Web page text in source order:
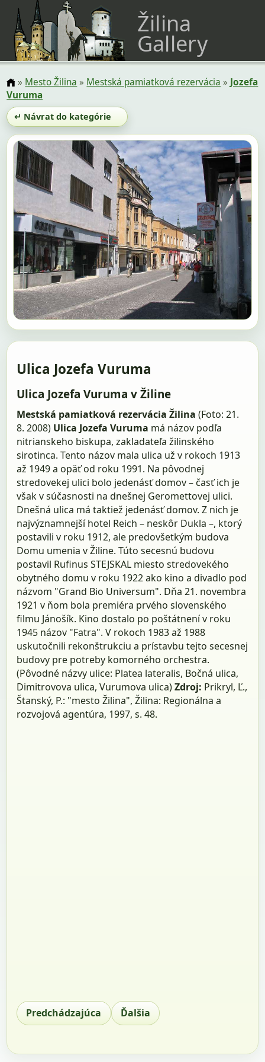
Žilina
Gallery
» Mesto Žilina » Mestská pamiatková rezervácia »Jozefa
Vuruma
↵ Návrat do kategórie
Ulica Jozefa Vuruma
Ulica Jozefa Vuruma v Žiline
Mestská pamiatková rezervácia Žilina(Foto: 21.
8. 2008) Ulica Jozefa Vuruma má názov podľa
nitrianskeho biskupa, zakladateľa žilinského
sirotinca. Tento názov mala ulica už v rokoch 1913
až 1949 a opäť od roku 1991. Na pôvodnej
stredovekej ulici bolo jedenásť domov – časť ich je
však v súčasnosti na dnešnej Geromettovej ulici.
Dnešná ulica má taktiež jedenásť domov. Z nich je
najvýznamnejší hotel Reich – neskôr Dukla –, ktorý
postavili v roku 1912, ale predovšetkým budova
Domu umenia v Žiline. Túto secesnú budovu
postavil Rufinus STEJSKAL miesto stredovekého
obytného domu v roku 1922 ako kino a divadlo pod
názvom "Grand Bio Universum". Dňa 21. novembra
1921 v ňom bola premiéra prvého slovenského
filmu Jánošík. Kino dostalo po poštátnení v roku
1945 názov "Fatra". V rokoch 1983 až 1988
uskutočnili rekonštrukciu a prístavbu tejto secesnej
budovy pre potreby komorného orchestra.
(Pôvodné názvy ulice: Platea lateralis, Bočná ulica,
Dimitrovova ulica, Vurumova ulica)Zdroj: Prikryl, Ľ.,
Štanský, P.: "mesto Žilina", Žilina: Regionálna a
rozvojová agentúra, 1997, s. 48.
Predchádzajúca Ďalšia